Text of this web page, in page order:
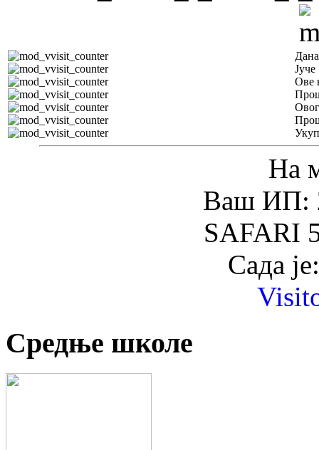
Јуче
Ове
На
Ваш ИП:
SAFARI
Сада
Средње школе